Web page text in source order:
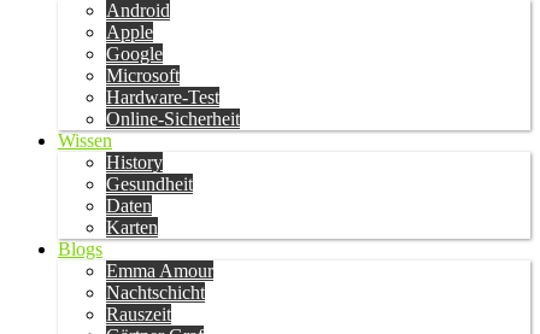
Android
Apple
Google
Microsoft
Hardware-Test
Online-Sicherheit
Wissen
History
Gesundheit
Daten
Karten
Blogs
Emma Amour
Nachtschicht
Rauszeit